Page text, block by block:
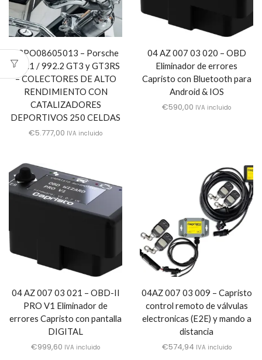
02PO08605013 – Porsche
992.1 / 992.2 GT3 y GT3RS
– COLECTORES DE ALTO
RENDIMIENTO CON
CATALIZADORES
DEPORTIVOS 250 CELDAS
€5.777,00 IVA incluido
04 AZ 007 03 020 – OBD
Eliminador de errores
Capristo con Bluetooth para
Android & IOS
€590,00 IVA incluido
04 AZ 007 03 021 – OBD-II
PRO V1 Eliminador de
errores Capristo con pantalla
DIGITAL
€999,60 IVA incluido
04AZ 007 03 009 – Capristo
control remoto de válvulas
electronicas (E2E) y mando a
distancia
€574,94 IVA incluido